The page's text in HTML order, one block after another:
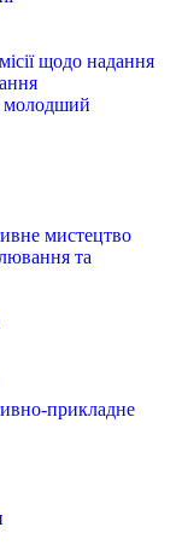
щодо надання
молодший
мистецтво
та
прикладне